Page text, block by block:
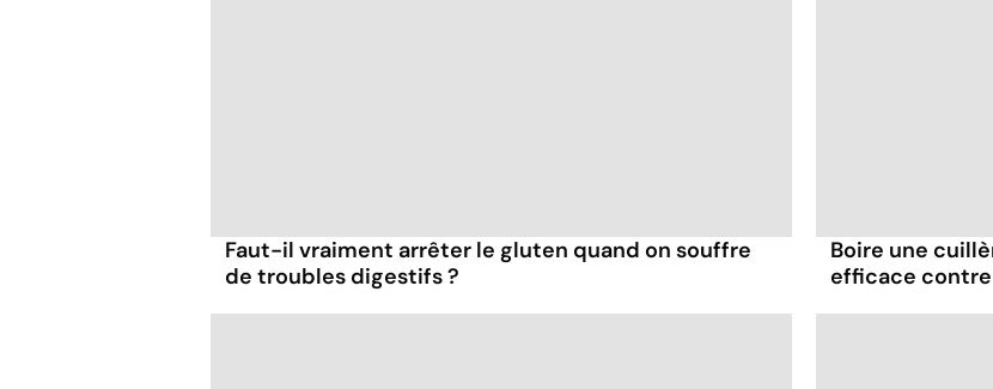
Faut-il vraiment arrêter le gluten quand on souffre
de troubles digestifs ?
Boire une
efficace